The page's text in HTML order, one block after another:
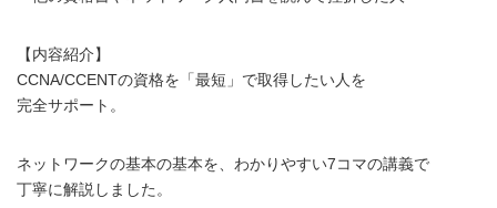
【内容紹介】
CCNA/CCENTの資格を「最短」で取得したい人を
完全サポート。
ネットワークの基本の基本を、わかりやすい7コマの講義で
丁寧に解説しました。